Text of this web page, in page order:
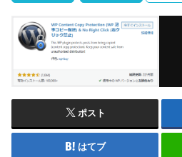
ポスト
はてブ